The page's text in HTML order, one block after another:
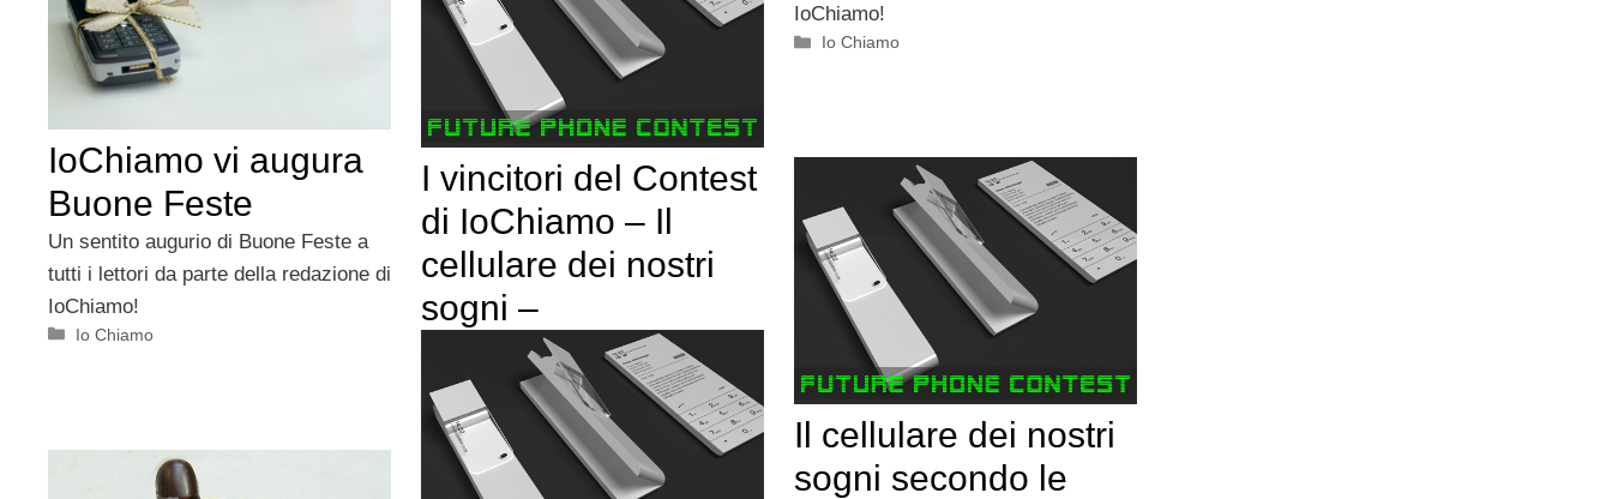
IoChiamo!
Categorie
Io Chiamo
IoChiamo vi augura
Buone Feste
Un sentito augurio di Buone Feste a
tutti i lettori da parte della redazione di
IoChiamo!
Categorie
Io Chiamo
I vincitori del Contest
di IoChiamo – Il
cellulare dei nostri
sogni –
Il cellulare dei nostri
sogni secondo le